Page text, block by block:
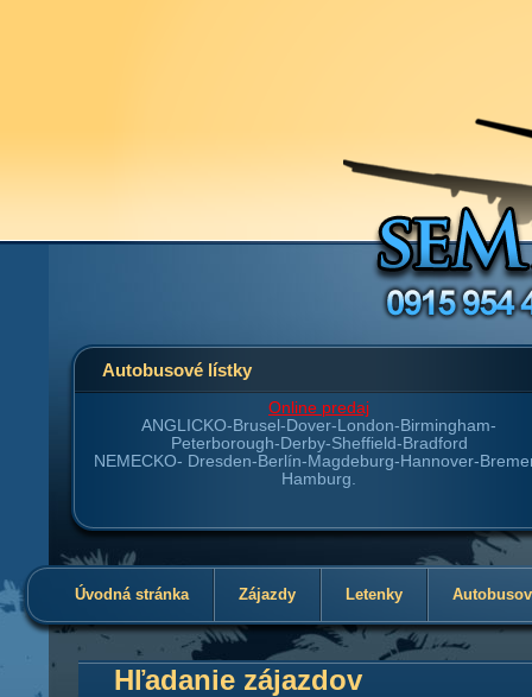
Autobusové lístky
Online predaj
ANGLICKO- Brusel-Dover-London-Birmingham-
Peterborough-Derby-Sheffield-Bradford
NEMECKO- Dresden-Berlín-Magdeburg-Hannover-
Hamburg.
Úvodná stránka Zájazdy Letenky
Hľadanie zájazdov